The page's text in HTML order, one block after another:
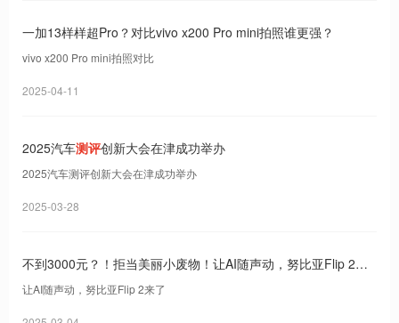
一加13样样超Pro？对比vivo x200 Pro mini拍照谁更强？
vivo x200 Pro mini拍照对比
2025-04-11
2025汽车测评创新大会在津成功举办
2025汽车测评创新大会在津成功举办
2025-03-28
不到3000元？！拒当美丽小废物！让AI随声动，努比亚Flip 2来
了
让AI随声动，努比亚Flip 2来了